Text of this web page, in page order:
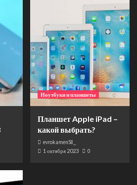
Ноутбуки и планшеты
Планшет Apple iPad –
какой выбрать?
evrokamen58_
1 октября 2023 0